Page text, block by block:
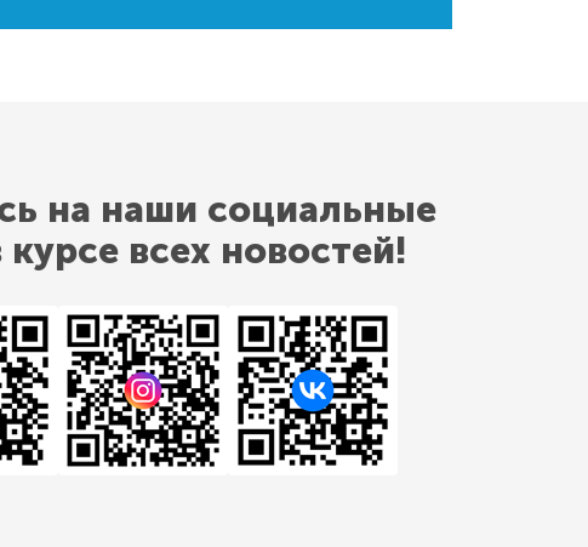
на наши социальные
курсе всех новостей!